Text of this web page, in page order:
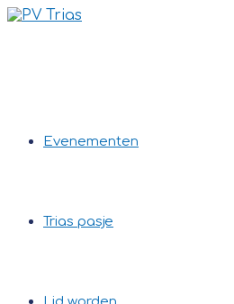
Ga
Evenementen
Trias pasje